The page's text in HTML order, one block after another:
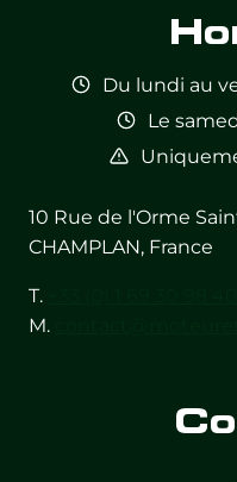
Du lundi au
Le
10 Rue de l'Orme
CHAMPLAN, France
T.
M.